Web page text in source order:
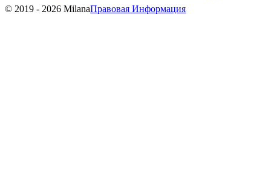
© 2019 - 2026 MilanaПравовая Информация